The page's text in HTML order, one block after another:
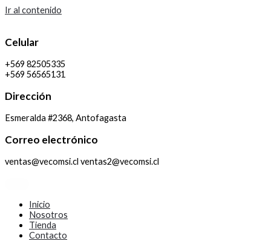
Ir al contenido
Celular
+569 82505335
+569 56565131
Dirección
Esmeralda #2368, Antofagasta
Correo electrónico
ventas@vecomsi.cl ventas2@vecomsi.cl
Inicio
Nosotros
Tienda
Contacto